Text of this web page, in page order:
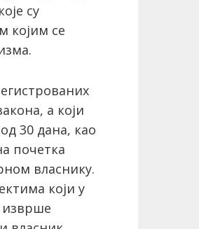
су
којим се
а који
30 дана, као
почетка
власнику.
који у
изврше